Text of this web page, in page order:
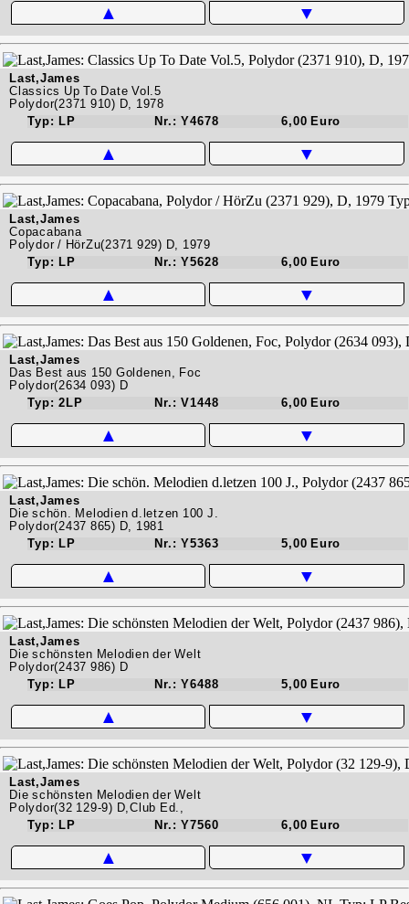
▲ ▼
Last,James
Classics Up To Date Vol.5
Polydor(2371 910) D, 1978
Typ: LP
Nr.: Y4678 6,00 Euro
▲ ▼
Last,James
Copacabana
Polydor / HörZu(2371 929) D, 1979
Typ: LP
Nr.: Y5628 6,00 Euro
▲ ▼
Last,James
Das Best aus 150 Goldenen, Foc
Polydor(2634 093) D
Typ: 2LP
Nr.: V1448 6,00 Euro
▲ ▼
Last,James
Die schön. Melodien d.letzen 100 J.
Polydor(2437 865) D, 1981
Typ: LP
Nr.: Y5363 5,00 Euro
▲ ▼
Last,James
Die schönsten Melodien der Welt
Polydor(2437 986) D
Typ: LP
Nr.: Y6488 5,00 Euro
▲ ▼
Last,James
Die schönsten Melodien der Welt
Polydor(32 129-9) D,Club Ed.,
Typ: LP
Nr.: Y7560 6,00 Euro
▲ ▼